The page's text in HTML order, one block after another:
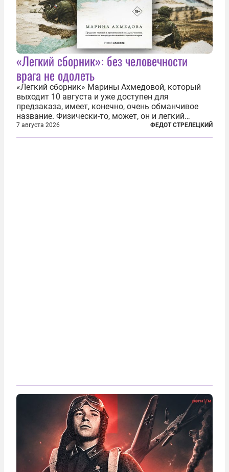
«Легкий сборник»: без человечности
врага не одолеть
«Легкий сборник» Марины Ахмедовой, который
выходит 10 августа и уже доступен для
предзаказа, имеет, конечно, очень обманчивое
название. Физически-то, может, он и легкий
относительно. Но метафизически —
безотносительно тяжелый. Десять рассказов,
7 августа 2026 ФЕДОТ СТРЕЛЕЦКИЙ